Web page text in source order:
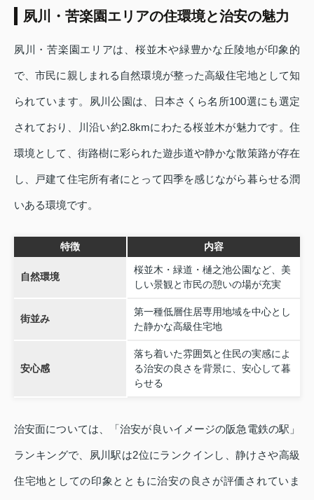
夙川・苦楽園エリアの住環境と治安の魅力
夙川・苦楽園エリアは、桜並木や緑豊かな丘陵地が印象的
で、市民に親しまれる自然環境が整った高級住宅地として知
られています。夙川公園は、日本さくら名所100選にも選定
されており、川沿い約2.8kmにわたる桜並木が魅力です。住
環境として、街路樹に彩られた遊歩道や静かな散策路が存在
し、戸建て住宅所有者にとって四季を感じながら暮らせる潤
いある環境です。
特徴 内容
自然環境
桜並木・緑道・樋之池公園など、美
しい景観と市民の憩いの場が充実
街並み
第一種低層住居専用地域を中心とし
た静かな高級住宅地
安心感
落ち着いた雰囲気と住民の実感によ
る治安の良さを背景に、安心して暮
らせる
治安面については、「治安が良いイメージの阪急電鉄の駅」
ランキングで、夙川駅は2位にランクインし、静けさや高級
住宅地としての印象とともに治安の良さが評価されていま